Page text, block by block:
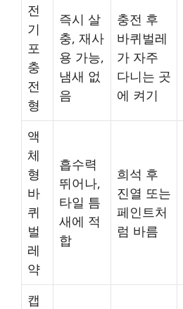
전
기
포
충
전
형
즉시 살
충, 재사
용 가능,
냄새 없
음
충전 후
바퀴벌레
가 자주
다니는 곳
에 켜기
액
체
형
바
퀴
벌
레
약
흡수력
뛰어나,
타일 틈
새에 적
합
희석 후
진열 또는
페인트처
럼 바름
캡